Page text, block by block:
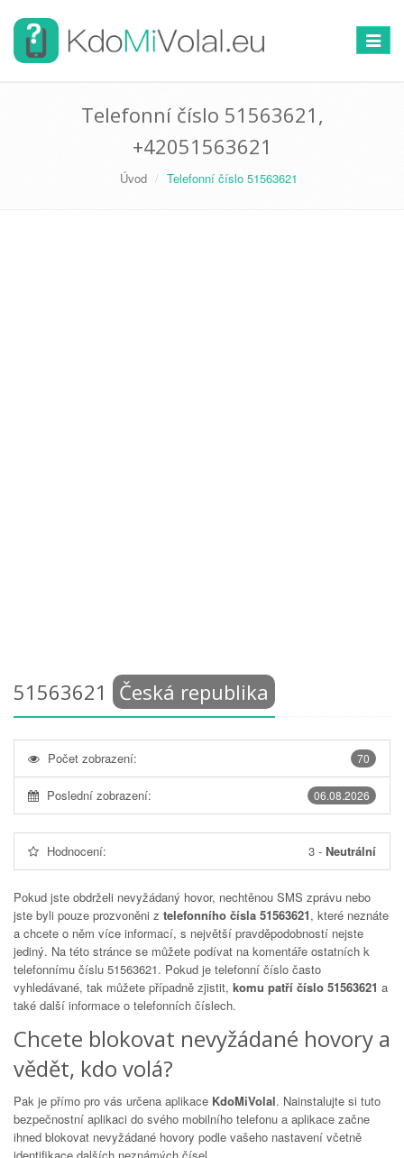
Telefonní číslo 51563621,
+42051563621
Úvod Telefonní číslo 51563621
51563621 Česká republika
70
Počet zobrazení:
06.08.2026
Poslední zobrazení:
Hodnocení: 3 - Neutrální
Pokud jste obdrželi nevyžádaný hovor, nechtěnou SMS zprávu nebo
jste byli pouze prozvoněni z telefonního čísla 51563621, které neznáte
a chcete o něm více informací, s největší pravděpodobností nejste
jediný. Na této stránce se můžete podívat na komentáře ostatních k
telefonnímu číslu 51563621. Pokud je telefonní číslo často
vyhledávané, tak můžete případně zjistit, komu patří číslo 51563621 a
také další informace o telefonních číslech.
Chcete blokovat nevyžádané hovory a
vědět, kdo volá?
Pak je přímo pro vás určena aplikace KdoMiVolal. Nainstalujte si tuto
bezpečnostní aplikaci do svého mobilního telefonu a aplikace začne
ihned blokovat nevyžádané hovory podle vašeho nastavení včetně